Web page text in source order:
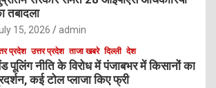
तबादला
15, 2026 admin
प्रदेश उत्तर प्रदेश ताजा खबरे दिल्ली देश
पूलिंग नीति के विरोध में पंजाबभर में किसानों का
कई टोल प्लाजा किए फ्री